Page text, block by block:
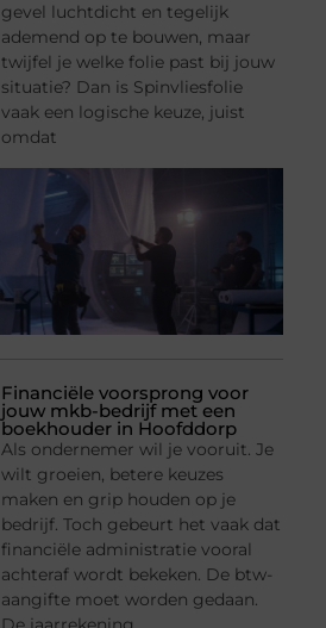
gevel luchtdicht en tegelijk
ademend op te bouwen, maar
twijfel je welke folie past bij jouw
situatie? Dan is Spinvliesfolie
vaak een logische keuze, juist
omdat
Financiële voorsprong voor
jouw mkb-bedrijf met een
boekhouder in Hoofddorp
Als ondernemer wil je vooruit. Je
wilt groeien, betere keuzes
maken en grip houden op je
bedrijf. Toch gebeurt het vaak dat
financiële administratie vooral
achteraf wordt bekeken. De btw-
aangifte moet worden gedaan.